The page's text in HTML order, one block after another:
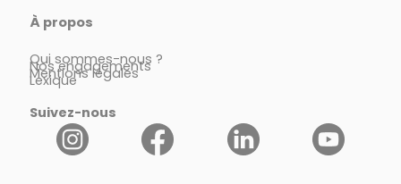
À propos
Qui sommes-nous ?
Nos engagements
Mentions légales
Lexique
Suivez-nous